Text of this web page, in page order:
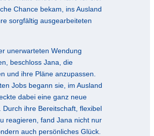
Chance bekam, ins Ausland
sorgfältig ausgearbeiteten
unerwarteten Wendung
beschloss Jana, die
und ihre Pläne anzupassen.
Jobs begann sie, im Ausland
dabei eine ganz neue
Durch ihre Bereitschaft, flexibel
reagieren, fand Jana nicht nur
auch persönliches Glück.